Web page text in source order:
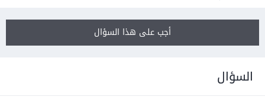
أجب على هذا السؤال
السؤال